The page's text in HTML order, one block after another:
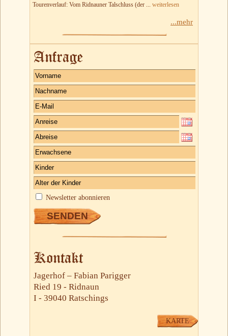
Tourenverlauf: Vom Ridnauner Talschluss (der ... weiterlesen
...mehr
Anfrage
Newsletter abonnieren
Kontakt
Jagerhof – Fabian Parigger
Ried 19 - Ridnaun
I - 39040 Ratschings
KARTE